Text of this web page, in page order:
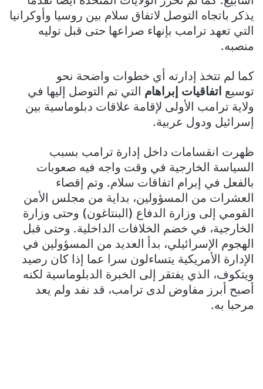
يذكر باتجاه التوصل لاتفاق سلام بين روسيا وأوكرانيا
التي تعهد ترامب بإنهاء صراعها حتى قبل توليه
منصبه.
كما لم تتخذ إدارته أي خطوات واضحة نحو
توسيع اتفاقيات إبراهام التي تم التوصل إليها في
ولاية ترامب الأولى لإقامة علاقات دبلوماسية بين
إسرائيل ودول عربية.
ظهرت انقسامات داخل إدارة ترامب بسبب
السياسة الخارجية في وقت واجه فيه صعوبات
بالفعل في إبرام اتفاقات سلام. وتم إقصاء
العشرات من المسؤولين، بداية من مجلس الأمن
القومي إلى وزارة الدفاع (البنتاغون) وحتى وزارة
الخارجية، في خضم الخلافات الداخلية. وحتى قبل
الهجوم الإسرائيلي، بدأ العديد من المسؤولين في
الإدارة الأمريكية يتساءلون سرا عما إذا كان رصيد
ويتكوف، الذي يفتقر إلى الخبرة الدبلوماسية لكنه
أصبح أبرز مفاوض لدى ترامب، قد نفد ولم يعد
مرحبا به.